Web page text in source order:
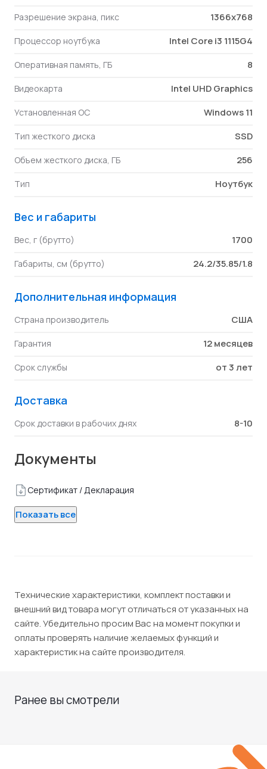
Разрешение экрана, пикс 1366x768
Процессор ноутбука Intel Core i3 1115G4
Оперативная память, ГБ 8
Видеокарта Intel UHD Graphics
Установленная ОС Windows 11
Тип жесткого диска SSD
Объем жесткого диска, ГБ 256
Тип Ноутбук
Вес и габариты
Вес, г (брутто) 1700
Габариты, см (брутто) 24.2/35.85/1.8
Дополнительная информация
Страна производитель США
Гарантия 12 месяцев
Срок службы от 3 лет
Доставка
Срок доставки в рабочих днях 8-10
Документы
Сертификат / Декларация
Показать все
Технические характеристики, комплект поставки и
внешний вид товара могут отличаться от указанных на
сайте. Убедительно просим Вас на момент покупки и
оплаты проверять наличие желаемых функций и
характеристик на сайте производителя.
Ранее вы смотрели